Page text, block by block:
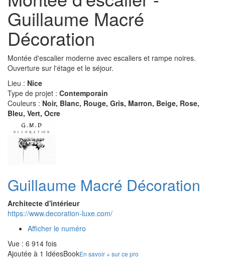
Guillaume Macré
Décoration
Montée d'escalier moderne avec escaliers et rampe noires.
Ouverture sur l'étage et le séjour.
Lieu : Nice
Type de projet : Contemporain
Couleurs : Noir, Blanc, Rouge, Gris, Marron, Beige, Rose,
Bleu, Vert, Ocre
Guillaume Macré Décoration
Architecte d'intérieur
https://www.decoration-luxe.com/
Afficher le numéro
Vue : 6 914 fois
Ajoutée à 1 IdéesBookEn savoir + sur ce pro